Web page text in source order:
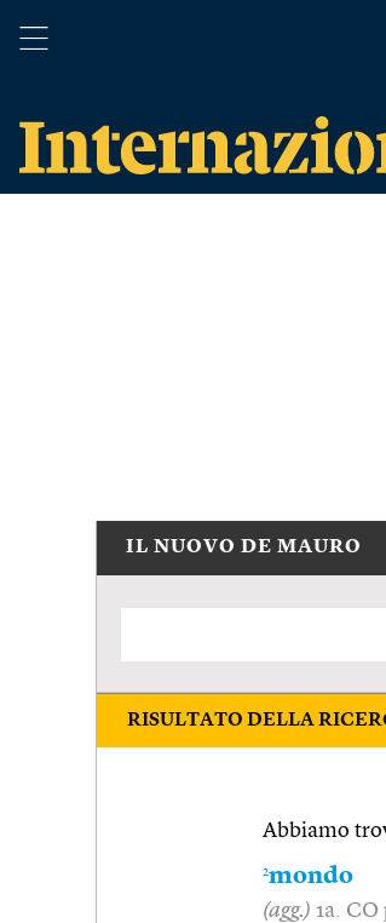
IL NUOVO DE MAURO
RISULTATO DELLA
Abbiamo
2mondo
(agg.) 1a.